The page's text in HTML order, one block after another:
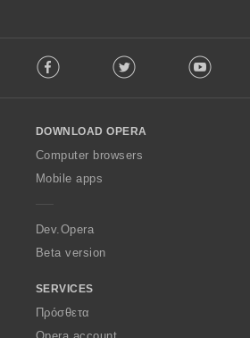
o
w
O
p
a
Facebook Twitter Youtube
DOWNLOAD OPERA
Computer browsers
Mobile apps
Dev.Opera
Beta version
SERVICES
Πρόσθετα